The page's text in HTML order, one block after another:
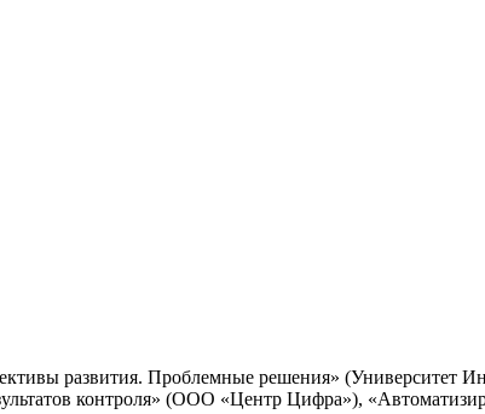
развития. Проблемные решения» (Университет
контроля» (ООО «Центр Цифра»),